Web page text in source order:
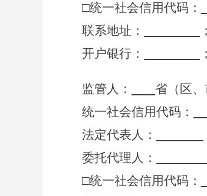
□统一社会信用代码：
联系地址： ；
开户银行：
；
监管人： 省（区、
统一社会信用代码：
法定代表人：
委托代理人：
□统一社会信用代码：